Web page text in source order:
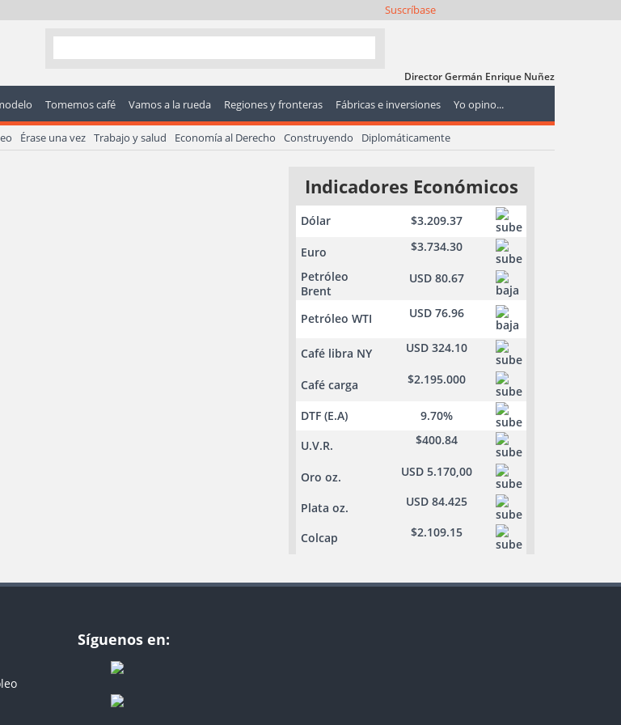
Suscríbase
Director Germán Enrique Nuñez
Tomemos café Vamos a la rueda Regiones y fronteras Fábricas e inversiones Yo opino...
Érase una vez Trabajo y salud Economía al Derecho Construyendo Diplomáticamente
Indicadores Económicos
Dólar $3.209.37
Euro
$3.734.30
Petróleo
Brent
USD 80.67
Petróleo WTI USD 76.96
Café libra NY USD 324.10
Café carga $2.195.000
DTF (E.A)
9.70%
U.V.R.
$400.84
Oro oz. USD 5.170,00
Plata oz. USD 84.425
Colcap $2.109.15
Síguenos en: